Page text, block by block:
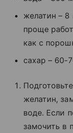
желатин – 8
проще
как с
сахар – 60-
желатин,
воде. Если
замочить в